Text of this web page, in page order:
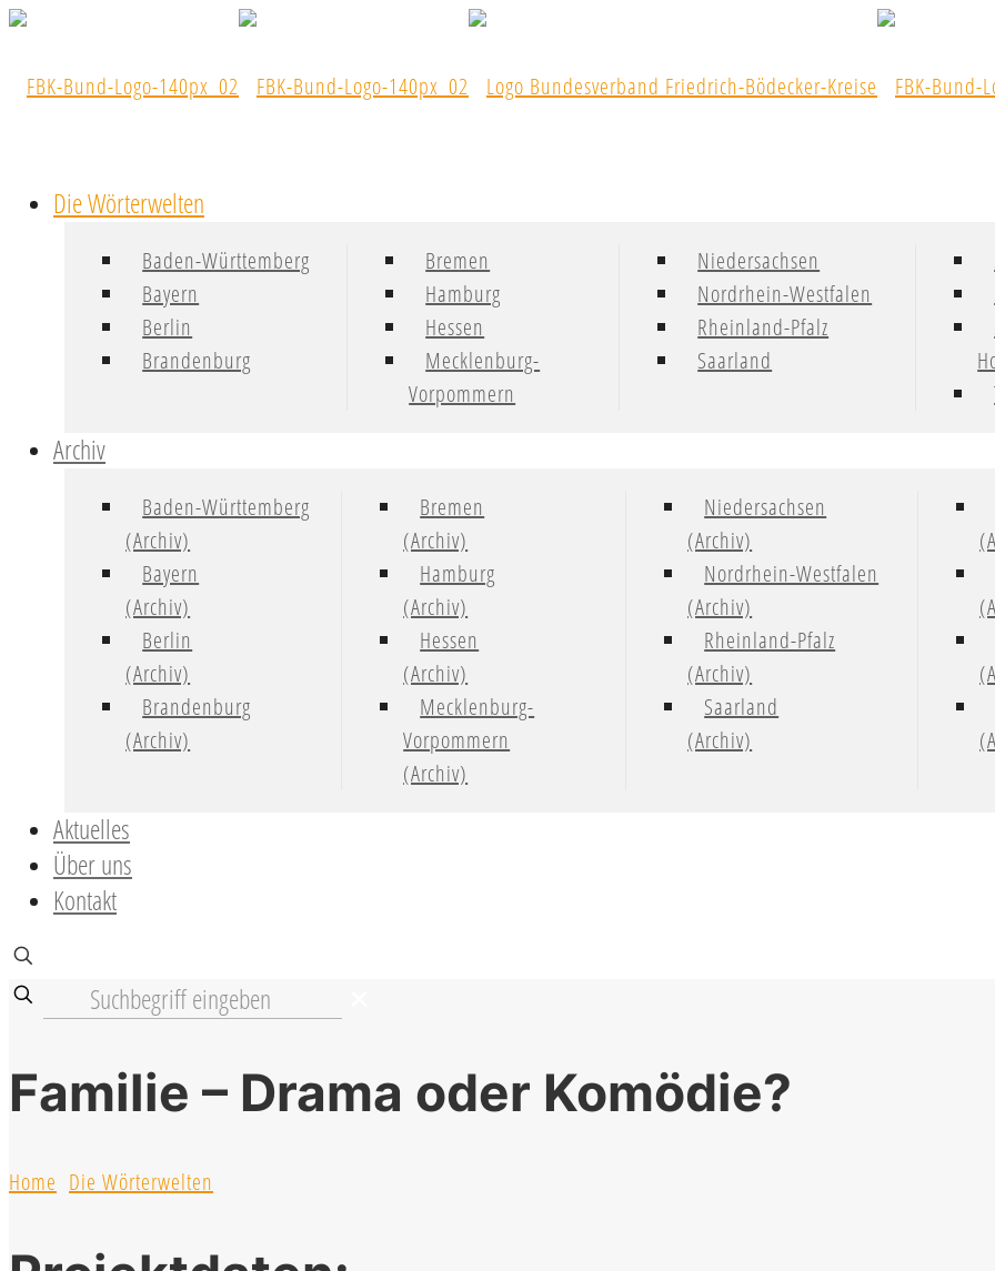
Die Wörterwelten
Baden-Württemberg
Bayern
Berlin
Brandenburg
Bremen
Hamburg
Hessen
Mecklenburg-
Vorpommern
Niedersachsen
Nordrhein-Westfalen
Rheinland-Pfalz
Saarland
Archiv
Baden-Württemberg
(Archiv)
Bayern
(Archiv)
Berlin
(Archiv)
Brandenburg
(Archiv)
Bremen
(Archiv)
Hamburg
(Archiv)
Hessen
(Archiv)
Mecklenburg-
Vorpommern
(Archiv)
Niedersachsen
(Archiv)
Nordrhein-Westfalen
(Archiv)
Rheinland-Pfalz
(Archiv)
Saarland
(Archiv)
Aktuelles
Über uns
Kontakt
Familie – Drama oder Komödie?
Home Die Wörterwelten